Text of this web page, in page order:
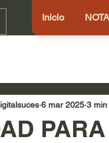
Inicio
6 mar 2025 3